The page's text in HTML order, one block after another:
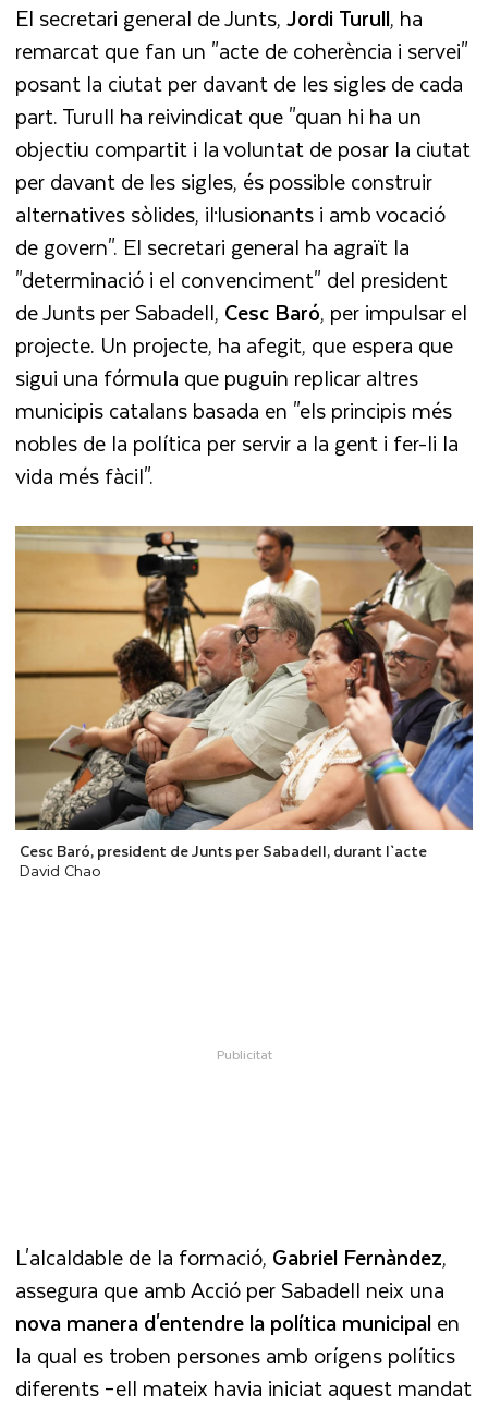
El secretari general de Junts,JordiTurull, ha
remarcat que fan un "acte de coherència i servei"
posant la ciutat per davant de les sigles de cada
part. Turull ha reivindicat que "quan hi ha un
objectiu compartit i la voluntat de posar la ciutat
per davant de les sigles, és possible construir
alternatives sòlides, il·lusionants i amb vocació
de govern". El secretari general ha agraït la
"determinació i el convenciment" del president
de Junts per Sabadell, Cesc Baró, per impulsar el
projecte. Un projecte, ha afegit, que espera que
sigui una fórmula que puguin replicar altres
municipis catalans basada en "els principis més
nobles de la política per servir a la gent i fer-li la
vida més fàcil".
Cesc Baró, president de Junts per Sabadell, durant l`acte
David Chao
L'alcaldable de la formació, Gabriel Fernàndez,
assegura que amb Acció per Sabadell neix una
nova manera d'entendre la política municipalen
la qual es troben persones amb orígens polítics
diferents –ell mateix havia iniciat aquest mandat